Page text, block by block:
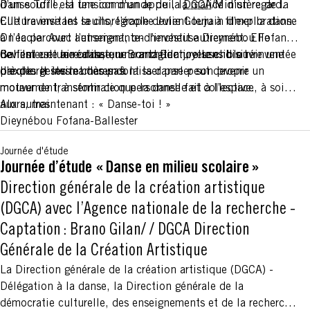
d’un souffle, la tension d’un appui, la malice d’un regard.
Elle traverse les seuils, l’école devient terrain d’exploration.
On la parcourt autrement, on l’investit autrement. Elle
devient une aire danse, une architecture sensible réinventée
par des gestes et des pas.
Danse Toi ! est une commande de laDGCA/Ministère de la
Culture invitant la chorégraphe Julie Gouju à filmer la danse
à l’école. Avec l’enseignante-chercheuse Dieynébou Fofana-
Ballester et le réalisateur Brano Gilan, elle choisit
d’explorer les manières dont la danse peut devenir un
moteur de transformation personnelle et collective.
Ce film est une onde, une contagion joyeuse. Il ouvre une
brèche. Il invite chacun à laisser parler son propre
mouvement, à sentir ce que la danse fait à l’espace, à soi,
aux autres.
Alors, maintenant : « Danse-toi ! »
Dieynébou Fofana-Ballester
Journée d'étude
Journée d’étude « Danse en milieu scolaire »
Direction générale de la création artistique
(DGCA) avec l’Agence nationale de la recherche -
Captation : Brano Gilan/ / DGCA Direction
Générale de la Création Artistique
La Direction générale de la création artistique (DGCA) -
Délégation à la danse, la Direction générale de la
démocratie culturelle, des enseignements et de la recherche